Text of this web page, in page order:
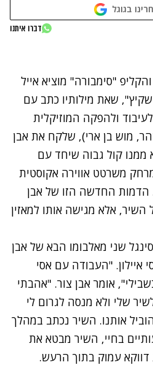
בגוגל
בבעיה
דברו איתנו
"סימבורה" מוציא אייל
שאת מילותיו כתב עם
ולהפקה המוזיקלית
מוש בן ארי), שלקח את אבן
ממנו קול גבוה שיחד עם
משרטט אווירה אקוסטית
הדמות החדשה הזו של אבן
אלא מגישה אותו למאזין
שני מאלבומו הבא של אבן
איילון. "העבודה עם אסי
אומר אבן צור. "אהבתי
שלי ולא מנסה לגרום לי
אותנו. השיר נכתב במהלך
בחיי, השיר מבטא את
עמוק בתוך הרעש.